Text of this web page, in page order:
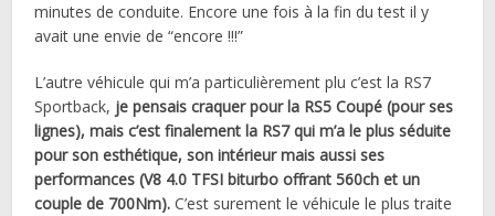
minutes de conduite. Encore une fois à la fin du test il y
avait une envie de “encore !!!”
L’autre véhicule qui m’a particulièrement plu c’est la RS7
Sportback, je pensais craquer pour la RS5 Coupé (pour ses
lignes), mais c’est finalement la RS7 qui m’a le plus séduite
pour son esthétique, son intérieur mais aussi ses
performances (V8 4.0 TFSI biturbo offrant 560ch et un
couple de 700Nm). C’est surement le véhicule le plus traite